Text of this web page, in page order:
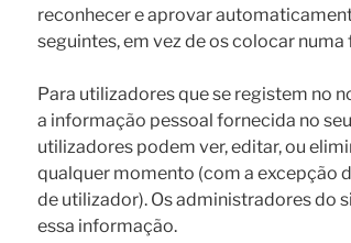
reconhecer e aprovar
seguintes, em vez de os colocar
Para utilizadores que se registem no
a informação pessoal fornecida no
utilizadores podem ver, editar, ou
qualquer momento (com a excepção
de utilizador). Os administradores do
essa informação.